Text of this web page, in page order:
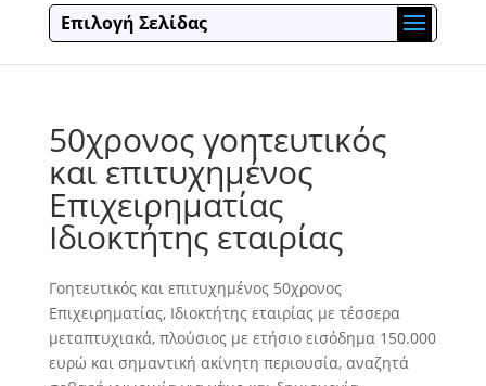
Επιλογή Σελίδας
50χρονος γοητευτικός
και επιτυχημένος
Επιχειρηματίας
Ιδιοκτήτης εταιρίας
Γοητευτικός και επιτυχημένος 50χρονος
Επιχειρηματίας, Ιδιοκτήτης εταιρίας με τέσσερα
μεταπτυχιακά, πλούσιος με ετήσιο εισόδημα 150.000
ευρώ και σημαντική ακίνητη περιουσία, αναζητά